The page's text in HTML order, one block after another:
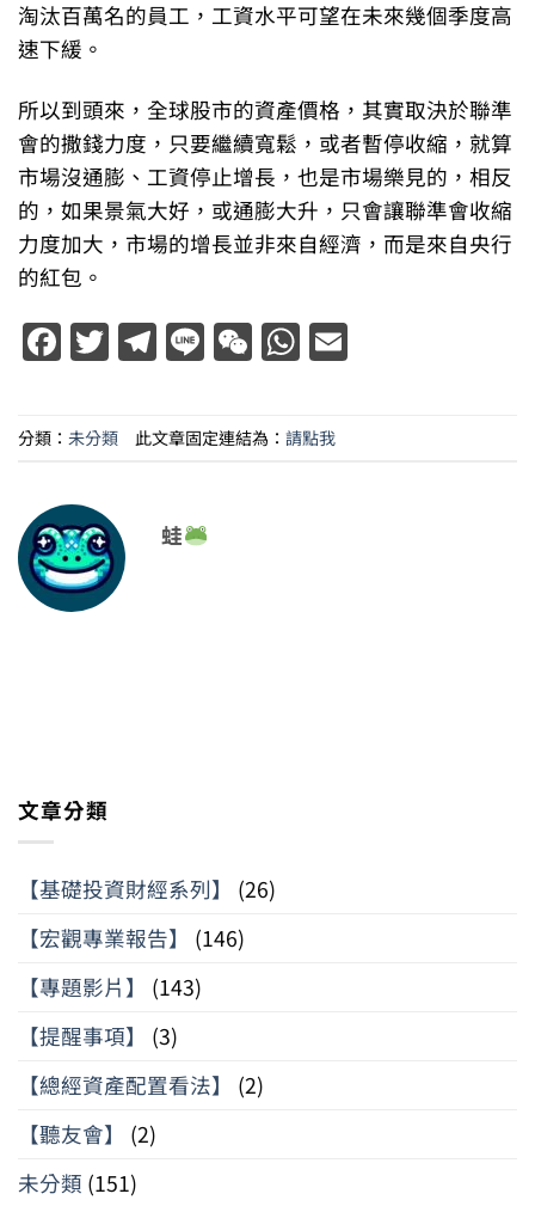
淘汰百萬名的員工，工資水平可望在未來幾個季度高
速下緩。
所以到頭來，全球股市的資產價格，其實取決於聯準
會的撒錢力度，只要繼續寬鬆，或者暫停收縮，就算
市場沒通膨、工資停止增長，也是市場樂見的，相反
的，如果景氣大好，或通膨大升，只會讓聯準會收縮
力度加大，市場的增長並非來自經濟，而是來自央行
的紅包。
Facebook
Twitter
Telegram
LineWeChatWhatsApp
分類： 未分類 此文章固定連結為： 請點我
蛙
文章分類
【基礎投資財經系列】
(26)
【宏觀專業報告】
(146)
【專題影片】
(143)
【提醒事項】
(3)
【總經資產配置看法】
(2)
【聽友會】
(2)
未分類 (151)